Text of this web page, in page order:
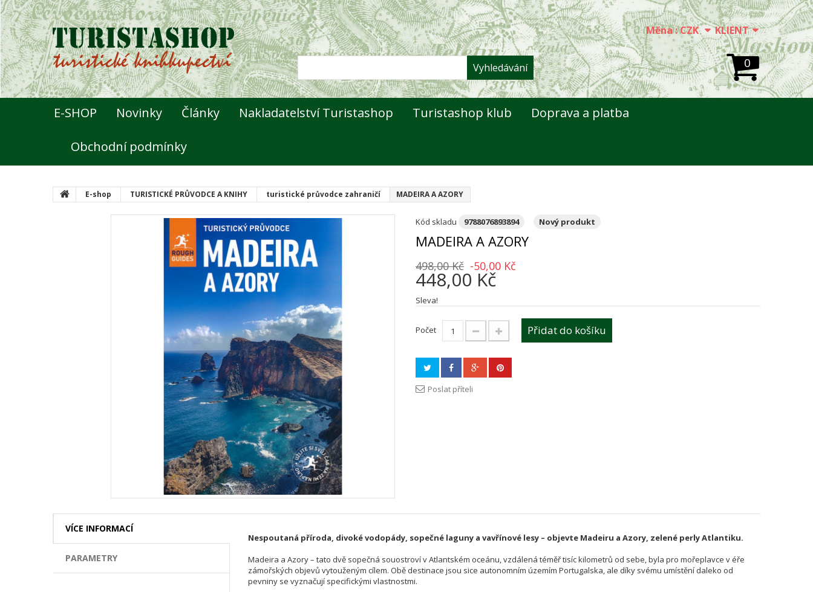
KLIENT
Měna :CZK
Vyhledávání 0
E-SHOP Novinky Články Nakladatelství Turistashop Turistashop klub Doprava a platba
Obchodní podmínky
E-shop TURISTICKÉ PRŮVODCE A KNIHY turistické průvodce zahraničí MADEIRA A AZORY
Kód skladu 9788076893894 Nový produkt
MADEIRA A AZORY
498,00 Kč -50,00 Kč
448,00 Kč
Sleva!
Počet Přidat do košíku
Poslat příteli
VÍCE INFORMACÍ
PARAMETRY
Nespoutaná příroda, divoké vodopády, sopečné laguny a vavřínové lesy – objevte Madeiru a Azory, zelené perly Atlantiku.
Madeira a Azory – tato dvě sopečná souostroví v Atlantském oceánu, vzdálená téměř tisíc kilometrů od sebe, byla pro mořeplavce v éře
zámořských objevů vytouženým cílem. Obě destinace jsou sice autonomním územím Portugalska, ale díky svému umístění daleko od
pevniny se vyznačují specifickými vlastnostmi.